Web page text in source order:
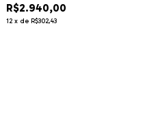
R$2.940,00
12 x deR$302,43